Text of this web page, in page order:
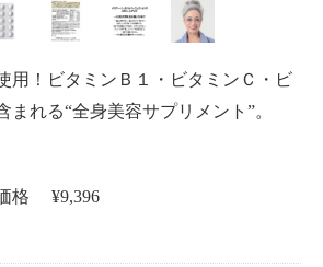
用！ビタミンＢ１・ビタミンＣ・ビ
まれる“全身美容サプリメント”。
格 ¥9,396